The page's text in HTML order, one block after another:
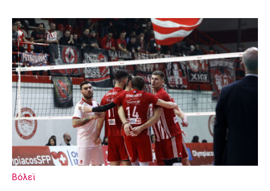
Παρασκήνιο
Μπαρτσελόνα
Ρεάλ
Μαδρίτης
Ατλέτικο
Μαδρίτης
Μάντσεστερ
Γιουνάιτεντ
Τσέλσι Άρσεναλ
Λίβερπουλ
Μάντσεστερ
Γιουβέντους
Βόλεϊ